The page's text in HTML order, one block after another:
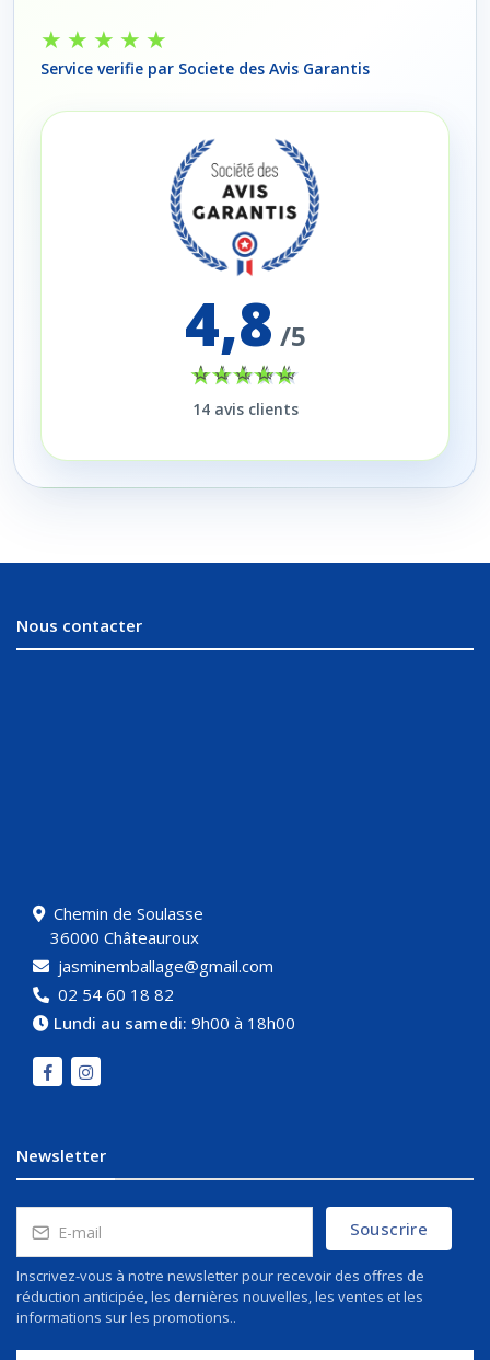
★★★★★
Service verifie par Societe des Avis Garantis
4,8 /5
14avis clients
Nous contacter
Chemin de Soulasse
36000 Châteauroux
jasminemballage@gmail.com
02 54 60 18 82
Lundi au samedi: 9h00 à 18h00
Newsletter
Souscrire
Inscrivez-vous à notre newsletter pour recevoir des offres de
réduction anticipée, les dernières nouvelles, les ventes et les
informations sur les promotions..